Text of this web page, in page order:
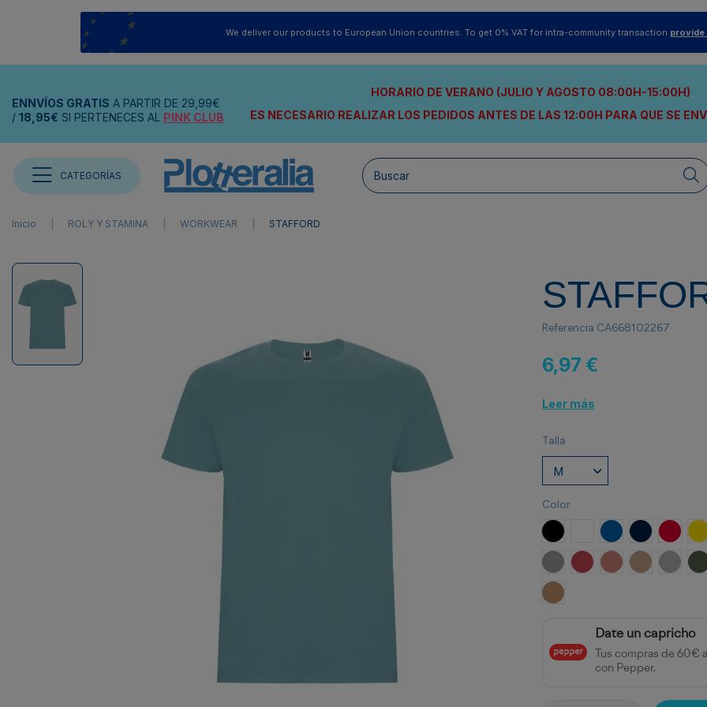
We deliver our products to European Union countries. To get 0% VAT for intra-community transaction provide
ENNVÍOS GRATIS A PARTIR DE 29,99€
/ 18,95€ SI PERTENECES AL PINK CLUB
HORARIO DE VERANO (JULIO Y AGOSTO 08:00H-15:00H)
ES NECESARIO REALIZAR LOS PEDIDOS ANTES DE LAS 12:00H PARA QUE SE
CATEGORÍAS
Inicio ROLY Y STAMINA WORKWEAR STAFFORD
Referencia CA668102267
6,97 €
Leer más
Talla
Color
NEGRO BLANCOROYAL MARINOROJO
OPALO ROJO CRISANTEMO
NARANJA CLAY
ARENA GRIS
NARANJA GREEK
Date un capricho
Tus compras de
con Pepper.